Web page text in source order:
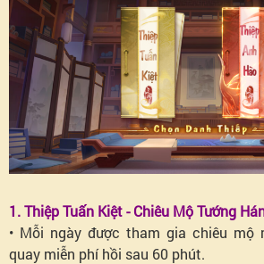
1. Thiệp Tuấn Kiệt - Chiêu Mộ Tướng
• Mỗi ngày được tham gia chiêu mộ
quay miễn phí hồi sau 60 phút.